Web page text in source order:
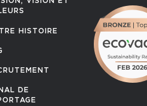
HISTOIRE
DE